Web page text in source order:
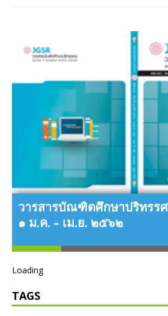
๑๕ ฉบับที่ ๑ มกราคม-เมษายน
วารสารบัณฑิตศึกษาปริทรรศน์
๒๕๖๒
วารสารบัณฑิตศึกษาปริทรร
๑ ม.ค. – เม.ย. ๒๕๖๒
Loading
TAGS